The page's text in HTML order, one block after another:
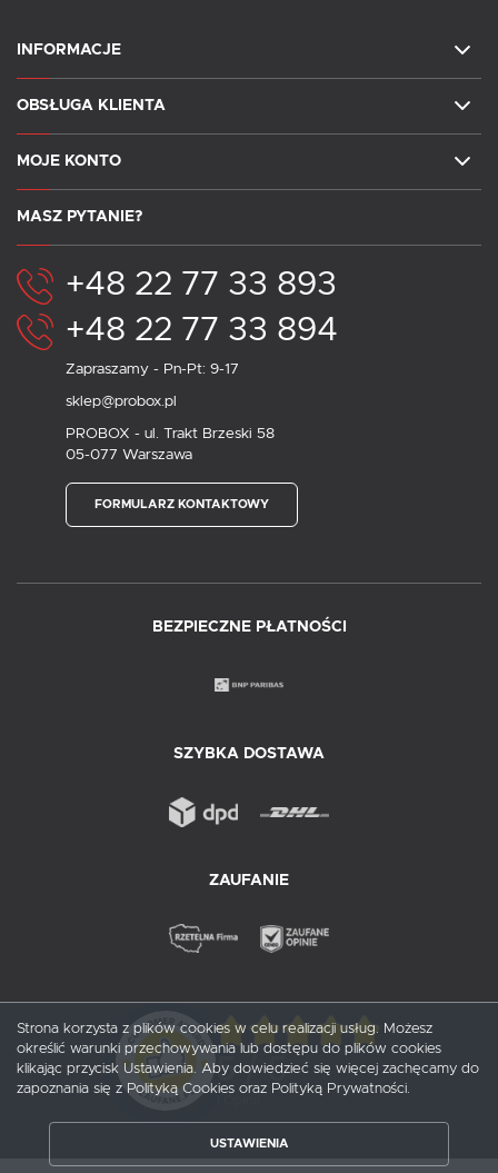
INFORMACJE
OBSŁUGA KLIENTA
MOJE KONTO
MASZ PYTANIE?
+48 22 77 33 893
+48 22 77 33 894
Zapraszamy - Pn-Pt: 9-17
sklep@probox.pl
PROBOX - ul. Trakt Brzeski 58
05-077 Warszawa
FORMULARZ KONTAKTOWY
BEZPIECZNE PŁATNOŚCI
SZYBKA DOSTAWA
ZAUFANIE
5/ 5
Strona korzysta z plików cookies w celu realizacji usług. Możesz
określić warunki przechowywania lub dostępu do plików cookies
klikając przycisk Ustawienia. Aby dowiedzieć się więcej zachęcamy do
zapoznania się z Polityką Cookies oraz Polityką Prywatności.
USTAWIENIA